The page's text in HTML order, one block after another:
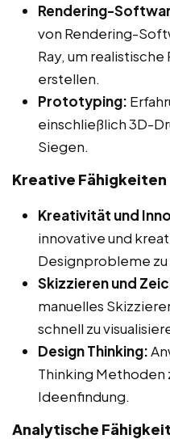
Rendering-
von Rendering-
Ray, um
erstellen.
Prototyping:
einschließlich 3D-
Siegen.
Kreative Fähigkeiten
Kreativität und
innovative und
Designprobleme
Skizzieren und
manuelles
schnell zu
Design Thinking:
Thinking Methoden
Ideenfindung.
Analytische